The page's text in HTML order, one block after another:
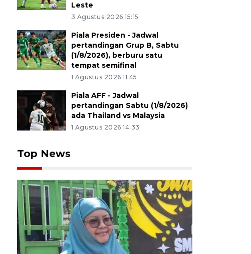
Leste
3 Agustus 2026 15:15
Piala Presiden - Jadwal
pertandingan Grup B, Sabtu
(1/8/2026), berburu satu
tempat semifinal
1 Agustus 2026 11:45
Piala AFF - Jadwal
pertandingan Sabtu (1/8/2026)
ada Thailand vs Malaysia
1 Agustus 2026 14:33
Top News